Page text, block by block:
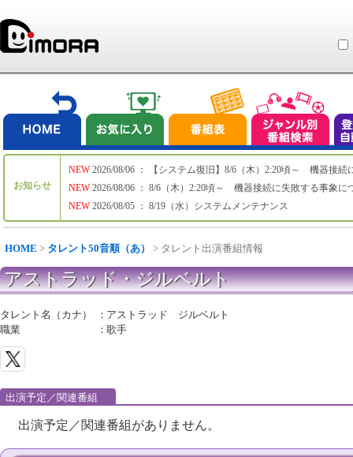
お知らせ
NEW
NEW
NEW
2026/08/06 ： 【システム復旧】8/6（木）2:20頃～ 機器接続
2026/08/06 ： 8/6（木）2:20頃～ 機器接続に失敗する事象に
2026/08/05 ： 8/19（水）システムメンテナンス
HOME > タレント50音順（あ） > タレント出演番組情報
アストラッド・ジルベルト
タレント名（カナ） ： アストラッド ジルベルト
職業
：歌手
出演予定／関連番組
出演予定／関連番組がありません。